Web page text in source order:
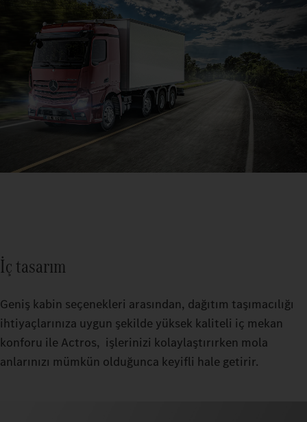
İç tasarım
Geniş kabin seçenekleri arasından, dağıtım taşımacılığı
ihtiyaçlarınıza uygun şekilde yüksek kaliteli iç mekan
konforu ile Actros, işlerinizi kolaylaştırırken mola
anlarınızı mümkün olduğunca keyifli hale getirir.